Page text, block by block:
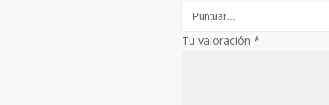
Tu valoración *